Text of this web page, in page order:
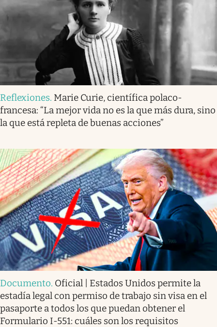
Reflexiones. Marie Curie, científica polaco-
francesa: “La mejor vida no es la que más dura, sino
la que está repleta de buenas acciones”
Documento. Oficial | Estados Unidos permite la
estadía legal con permiso de trabajo sin visa en el
pasaporte a todos los que puedan obtener el
Formulario I-551: cuáles son los requisitos